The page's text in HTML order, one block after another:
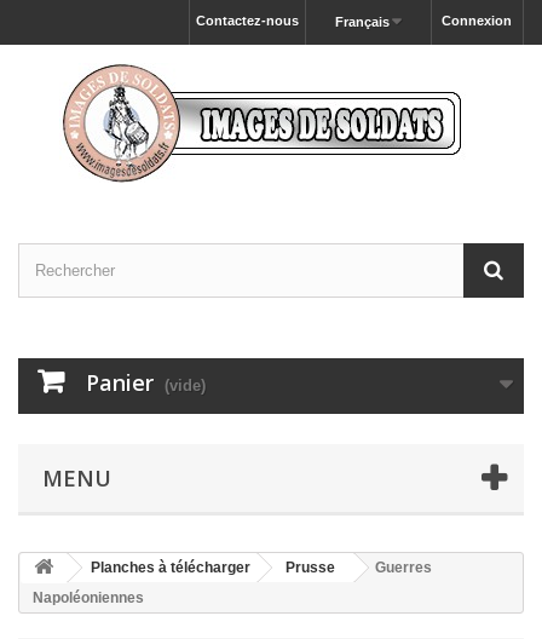
Connexion
Français
Contactez-nous
Panier (vide)
MENU
Planches à télécharger Prusse
Guerres
Napoléoniennes